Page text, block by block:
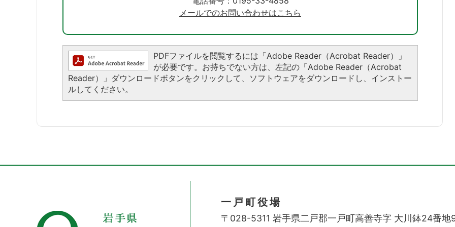
メールでのお問い合わせはこちら
PDFファイルを閲覧するには「Adobe Reader（Acrobat Reader）」
が必要です。お持ちでない方は、左記の「Adobe Reader（Acrobat
Reader）」ダウンロードボタンをクリックして、ソフトウェアをダウンロードし、インストー
ルしてください。
一戸町役場
〒028-5311 岩手県二戸郡一戸町高善寺字 大川鉢24番地